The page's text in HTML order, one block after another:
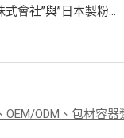
會社”與”日本製粉...
ODM、包材容器